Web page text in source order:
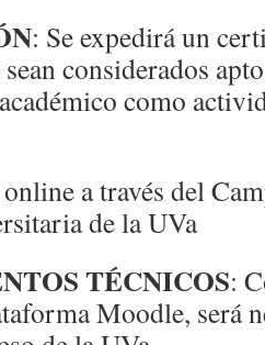
: Se expedirá un
considerados
como
a través del
de la UVa
TÉCNICOS:
Moodle, será